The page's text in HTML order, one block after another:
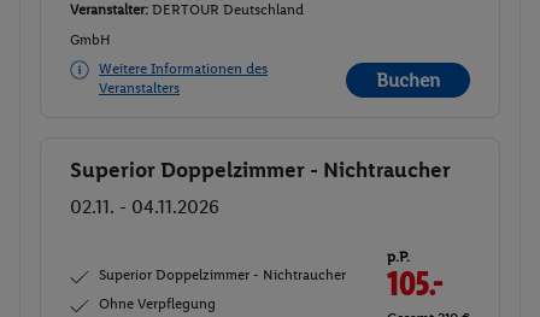
Veranstalter: DERTOUR Deutschland
GmbH
Weitere Informationen des
Veranstalters
Buchen
Buchen
Superior Doppelzimmer - Nichtraucher
02.11. - 04.11.2026
Superior Doppelzimmer - Nichtraucher
Ohne Verpflegung
p.P.
105.-